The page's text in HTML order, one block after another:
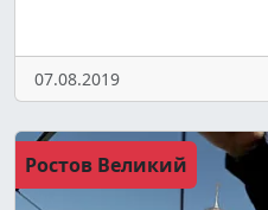
07.08.2019
Ростов Великий